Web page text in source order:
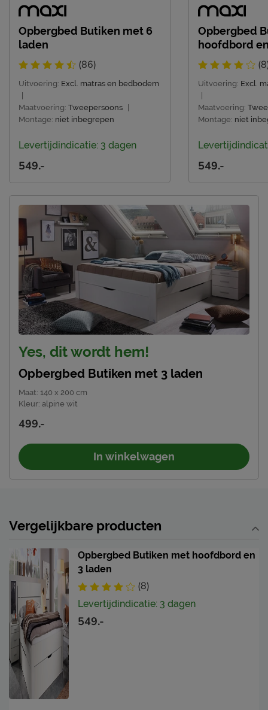
Goed om te weten
Onderhoud
Afnemen met een vochtig
Garantie
2 jaar garantie volgens
Beter Bed voorwaarden
Montage
niet inbegrepen
Leveranciersinformatie
Naam Beter Bed B.V.
Locatie
Postbus 716, 5400 AS,
Emailadres
info@beterbed.nl
Opbergbed Butiken met 6
laden
(86)
Uitvoering: Excl. matras en bedbodem
|
Maatvoering: Tweepersoons |
Montage: niet inbegrepen
Levertijdindicatie: 3 dagen
549.-
Opbergbed
hoofdbord
Uitvoering: Excl.
|
Maatvoering:
Montage: niet
549.-
Yes, dit wordt hem!
Opbergbed Butiken met 3 laden
Maat: 140 x 200 cm
Kleur: alpine wit
499.-
In winkelwagen
Vergelijkbare producten
Opbergbed Butiken met hoofdbord en
3 laden
(8)
Levertijdindicatie: 3 dagen
549.-